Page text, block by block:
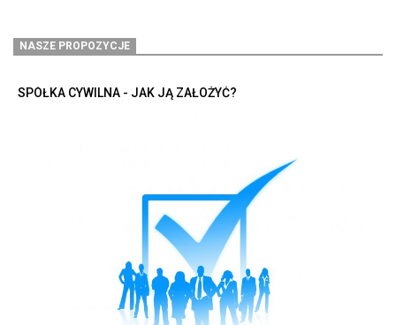
NASZE PROPOZYCJE
SPÓŁKA CYWILNA - JAK JĄ ZAŁOŻYĆ?